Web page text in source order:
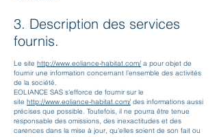
3. Description des services
fournis.
Le site http://www.eoliance-habitat.com/ a pour objet de
fournir une information concernant l’ensemble des activités
de la société.
EOLIANCE SAS s’efforce de fournir sur le
site http://www.eoliance-habitat.com/ des informations aussi
précises que possible. Toutefois, il ne pourra être tenue
responsable des omissions, des inexactitudes et des
carences dans la mise à jour, qu’elles soient de son fait ou